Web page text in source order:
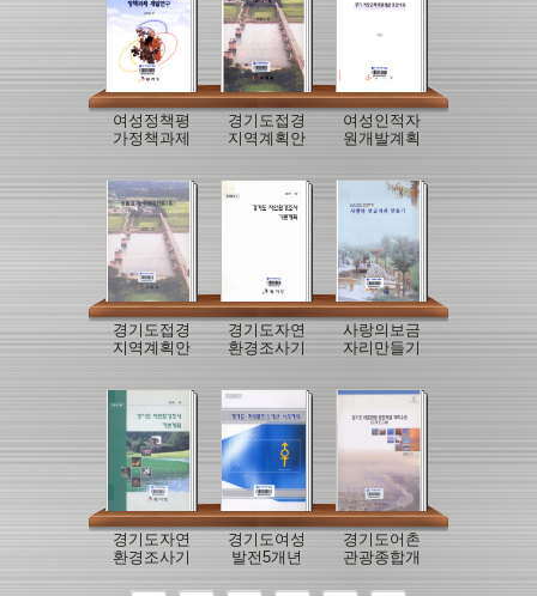
여성정책평
가정책과제
경기도접경
지역계획안
여성인적자
원개발계획
경기도접경
지역계획안
경기도자연
환경조사기
사랑의보금
자리만들기
경기도자연
환경조사기
경기도여성
발전5개년
경기도어촌
관광종합개